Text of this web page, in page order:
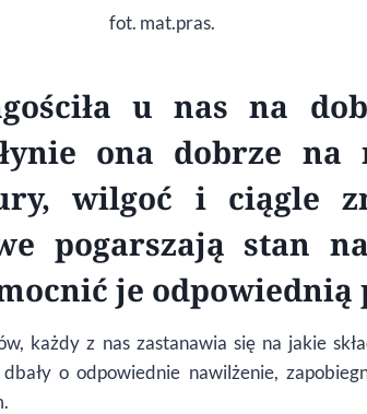
fot. mat.pras.
u nas na
ona dobrze na
wilgoć i ciągle
pogarszają stan
je odpowiednią
każdy z nas zastanawia się na jakie
o odpowiednie nawilżenie,